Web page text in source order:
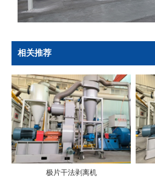
相关推荐
极片干法剥离机